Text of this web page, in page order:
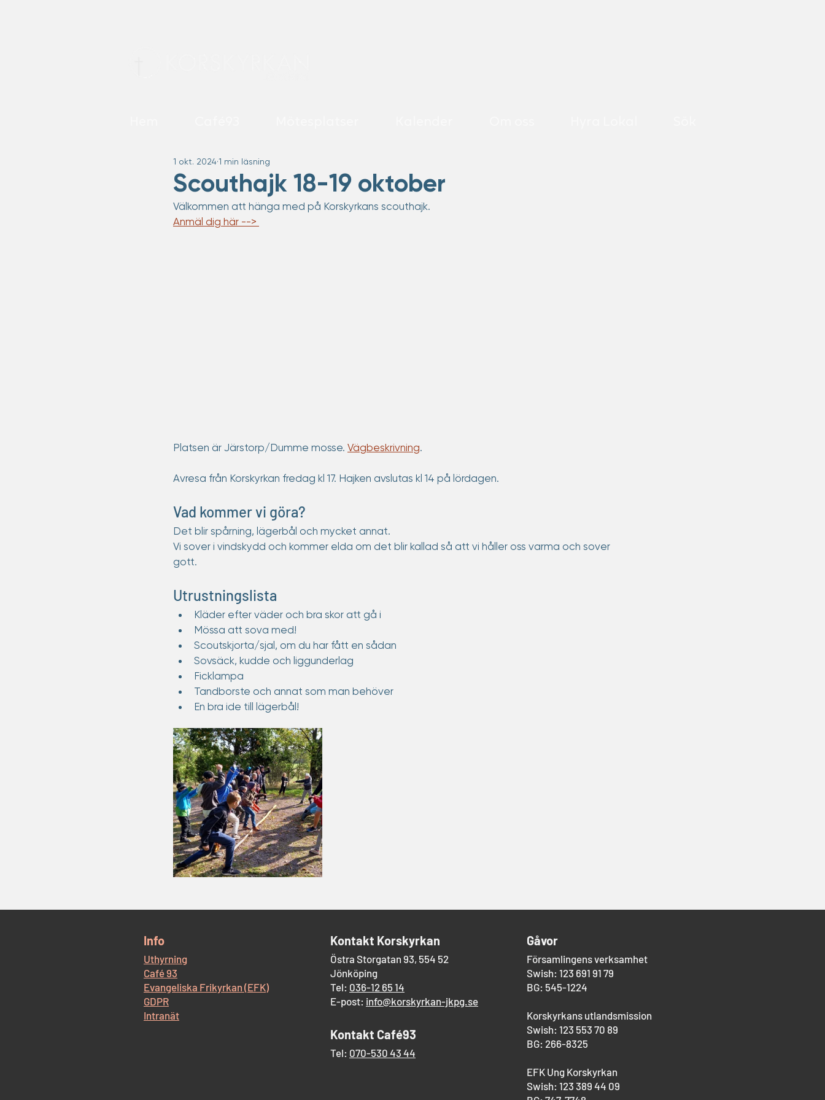
Scouthajk 18-19 oktober
1 okt. 20241 min läsning
Välkommen att hänga med på Korskyrkans scouthajk.
Anmäl dig här -->
Platsen är Järstorp/Dumme mosse. Vägbeskrivning.
Avresa från Korskyrkan fredag kl 17. Hajken avslutas kl 14 på lördagen.
Vad kommer vi göra?
Det blir spårning, lägerbål och mycket annat.
Vi sover i vindskydd och kommer elda om det blir kallad så att vi håller oss varma och sover
gott.
Utrustningslista
Kläder efter väder och bra skor att gå i
Mössa att sova med!
Scoutskjorta/sjal, om du har fått en sådan
Sovsäck, kudde och liggunderlag
Ficklampa
Tandborste och annat som man behöver
En bra ide till lägerbål!
​Info
Uthyrning
Café 93
Evangeliska Frikyrkan (EFK)
GDPR
Intranät
​Kontakt Korskyrkan
Östra Storgatan 93, 554 52
Jönköping
Tel: 036-12 65 14
E-post: info@korskyrkan-jkpg.se
Kontakt Café93
Tel: 070-530 43 44
Gåvor
Församlingens verksamhet
Swish: 123 691 91 79
BG: 545-1224
Korskyrkans utlandsmission
Swish: 123 553 70 89
BG: 266-8325
EFK Ung Korskyrkan
Swish: 123 389 44 09